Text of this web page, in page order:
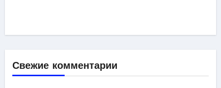
Свежие комментарии